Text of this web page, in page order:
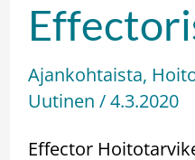
Ajankohtaista,
Uutinen /4.3.2020
Effector